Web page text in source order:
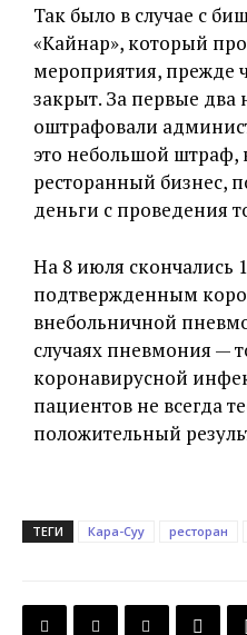
Так было в случае с
«Кайнар», который
мероприятия, прежде
закрыт. За первые два
оштрафовали
это небольшой штраф,
ресторанный бизнес,
деньги с проведения
На 8 июля скончались
подтвержденным
внебольничной
случаях пневмония —
коронавирусной
пациентов не всегда
положительный
ТЕГИ Кара-Суу ресторан